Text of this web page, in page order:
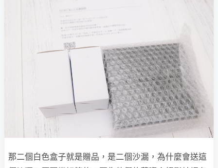
那二個白色盒子就是贈品，是二個沙漏，為什麼會送這